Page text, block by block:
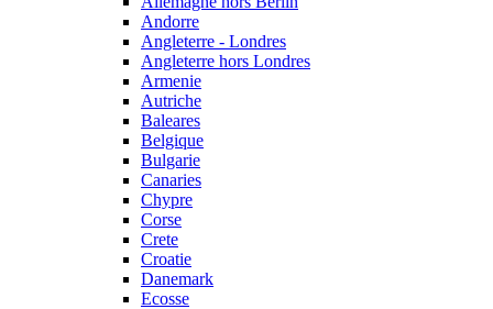
Andorre
Angleterre - Londres
Angleterre hors Londres
Armenie
Autriche
Baleares
Belgique
Bulgarie
Canaries
Chypre
Corse
Crete
Croatie
Danemark
Ecosse